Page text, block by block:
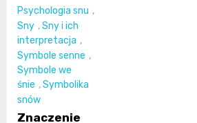
Psychologia snu ,
Sny ,Sny i ich
interpretacja ,
Symbole senne ,
Symbole we
śnie ,Symbolika
snów
Znaczenie